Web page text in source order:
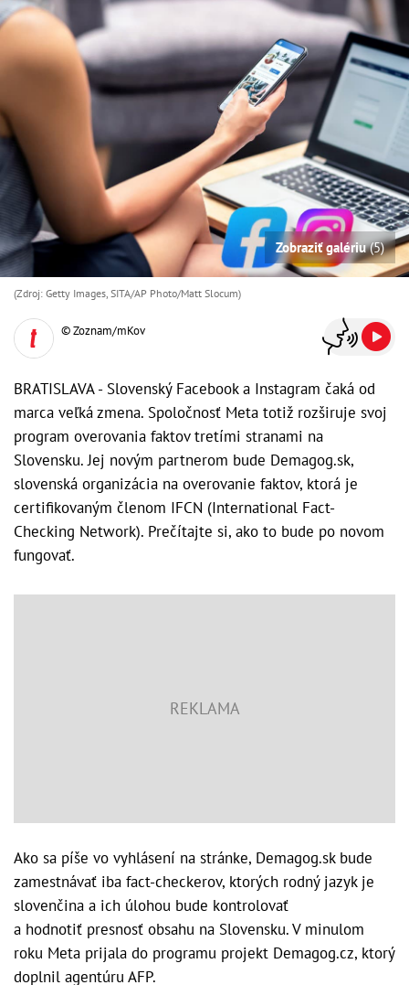
Zobraziť galériu(5)
(Zdroj: Getty Images, SITA/AP Photo/Matt Slocum)
© Zoznam/mKov
BRATISLAVA - Slovenský Facebook a Instagram čaká od
marca veľká zmena. Spoločnosť Meta totiž rozširuje svoj
program overovania faktov tretími stranami na
Slovensku. Jej novým partnerom bude Demagog.sk,
slovenská organizácia na overovanie faktov, ktorá je
certifikovaným členom IFCN (International Fact-
Checking Network). Prečítajte si, ako to bude po novom
fungovať.
Ako sa píše vo vyhlásení na stránke, Demagog.sk bude
zamestnávať iba fact-checkerov, ktorých rodný jazyk je
slovenčina a ich úlohou bude kontrolovať
a hodnotiť presnosť obsahu na Slovensku. V minulom
roku Meta prijala do programu projekt Demagog.cz, ktorý
doplnil agentúru AFP.